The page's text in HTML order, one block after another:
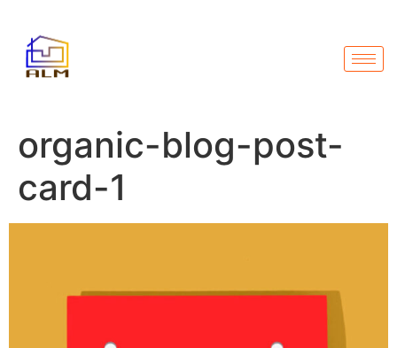
organic-blog-post-
card-1